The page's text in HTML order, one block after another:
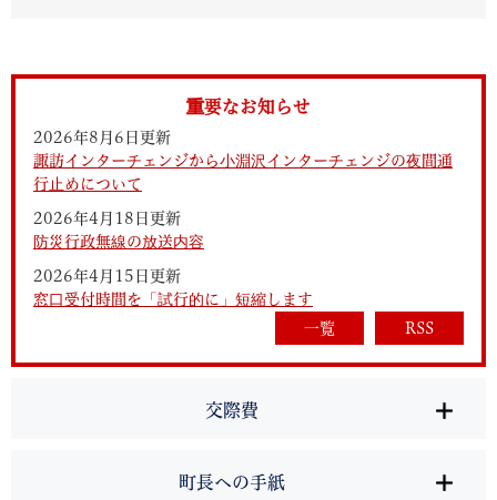
重要なお知らせ
2026年8月6日更新
諏訪インターチェンジから小淵沢インターチェンジの夜間通
行止めについて
2026年4月18日更新
防災行政無線の放送内容
2026年4月15日更新
窓口受付時間を「試行的に」短縮します
一覧
RSS
交際費
町長への手紙